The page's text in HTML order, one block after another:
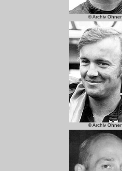
© Archiv Ohner
© Archiv Ohner